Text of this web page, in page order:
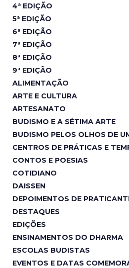
4ª EDIÇÃO
5ª EDIÇÃO
6ª EDIÇÃO
7ª EDIÇÃO
8ª EDIÇÃO
9ª EDIÇÃO
ALIMENTAÇÃO
ARTE E CULTURA
ARTESANATO
BUDISMO E A SÉTIMA ARTE
BUDISMO PELOS OLHOS DE
CENTROS DE PRÁTICAS E
CONTOS E POESIAS
COTIDIANO
DAISSEN
DEPOIMENTOS DE
DESTAQUES
EDIÇÕES
ENSINAMENTOS DO DHARMA
ESCOLAS BUDISTAS
EVENTOS E DATAS